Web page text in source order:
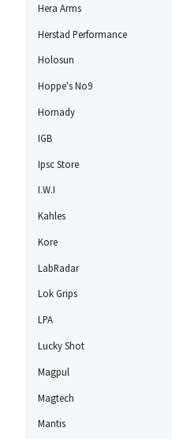
Hera Arms
Herstad Performance
Holosun
Hoppe's No9
Hornady
IGB
Ipsc Store
I.W.I
Kahles
Kore
LabRadar
Lok Grips
LPA
Lucky Shot
Magpul
Magtech
Mantis